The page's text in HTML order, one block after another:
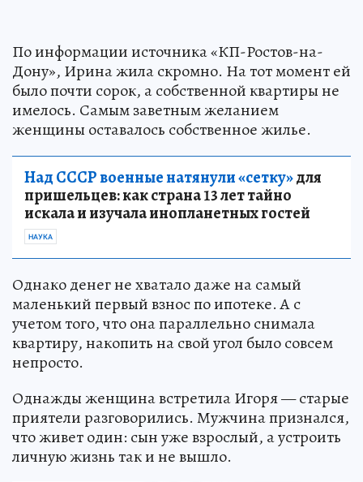
По информации источника «КП-Ростов-на-
Дону», Ирина жила скромно. На тот момент ей
было почти сорок, а собственной квартиры не
имелось. Самым заветным желанием
женщины оставалось собственное жилье.
Над СССР военные натянули «сетку»для
пришельцев: как страна 13 лет тайно
искала и изучала инопланетных гостей
НАУКА
Однако денег не хватало даже на самый
маленький первый взнос по ипотеке. А с
учетом того, что она параллельно снимала
квартиру, накопить на свой угол было совсем
непросто.
Однажды женщина встретила Игоря — старые
приятели разговорились. Мужчина признался,
что живет один: сын уже взрослый, а устроить
личную жизнь так и не вышло.